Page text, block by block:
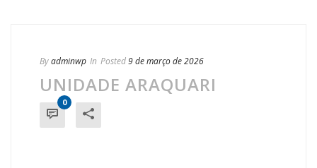
Byadminwp In Posted9 de março de 2026
UNIDADE ARAQUARI
0